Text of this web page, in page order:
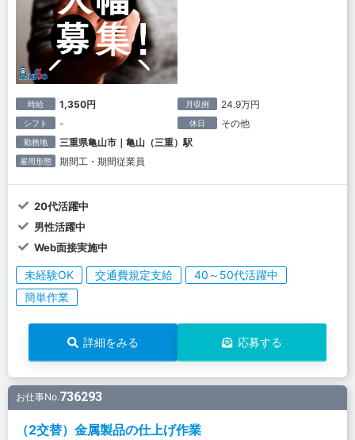
時給 1,350円 月収例 24.9万円
シフト - 休日 その他
勤務地 三重県亀山市｜亀山（三重）駅
雇用形態 期間工・期間従業員
20代活躍中
男性活躍中
Web面接実施中
未経験OK 交通費規定支給
40～50代活躍中
簡単作業
詳細をみる 応募する
お仕事No.736293
（2交替）金属製品の仕上げ作業